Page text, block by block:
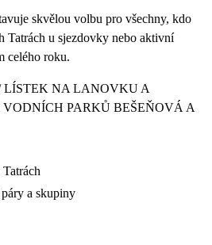
skvělou volbu pro všechny, kdo
u sjezdovky nebo aktivní
celého roku.
LÍSTEK NA LANOVKU A
PARKŮ BEŠEŇOVÁ A
a skupiny